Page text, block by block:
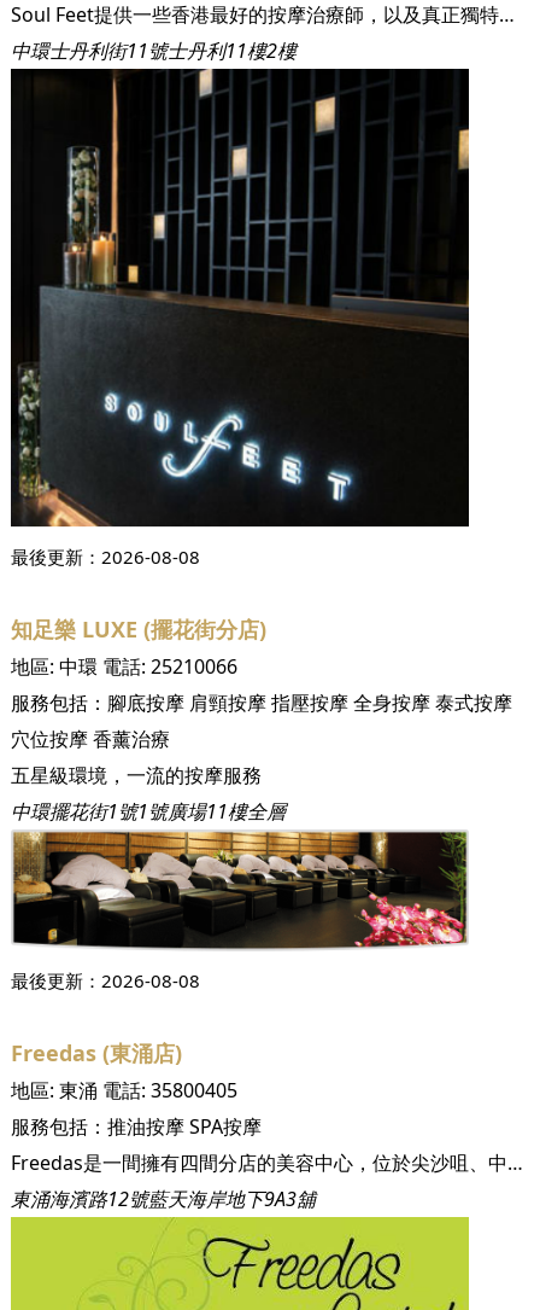
Soul Feet提供一些香港最好的按摩治療師，以及真正獨特的環境。 按摩療法不僅可以幫助和治療身體，還能治愈心靈。 按摩護理服務以及環境媲美五星級酒店的spa，但價格更實惠。 由著名設計師A＆A Design的Alexander Chang精心打造的室內設計營造出香港獨一無二的氛圍。 您可以在這個位於市區中心中放鬆身心並儘情享受。
中環士丹利街11號士丹利11樓2樓
最後更新： 2026-08-08
知足樂 LUXE (擺花街分店)
地區: 中環 電話: 25210066
服務包括： 腳底按摩 肩頸按摩指壓按摩全身按摩泰式按摩
穴位按摩香薰治療
五星級環境，一流的按摩服務
中環擺花街1號1號廣場11樓全層
最後更新： 2026-08-08
Freedas (東涌店)
地區: 東涌 電話: 35800405
服務包括： 推油按摩SPA按摩
Freedas是一間擁有四間分店的美容中心，位於尖沙咀、中環、灣仔及東涌。Freedas提供專業美容服務，並以最實惠的價錢給予客人最好的服務。
東涌海濱路12號藍天海岸地下9A3舖